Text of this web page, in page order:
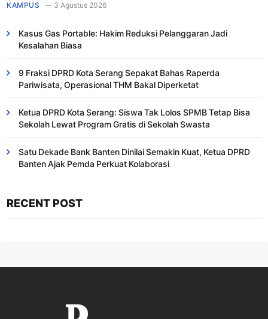
KAMPUS 3 Agustus 2026
Kasus Gas Portable: Hakim Reduksi Pelanggaran Jadi
Kesalahan Biasa ​
9 Fraksi DPRD Kota Serang Sepakat Bahas Raperda
Pariwisata, Operasional THM Bakal Diperketat
Ketua DPRD Kota Serang: Siswa Tak Lolos SPMB Tetap Bisa
Sekolah Lewat Program Gratis di Sekolah Swasta
Satu Dekade Bank Banten Dinilai Semakin Kuat, Ketua DPRD
Banten Ajak Pemda Perkuat Kolaborasi
RECENT POST